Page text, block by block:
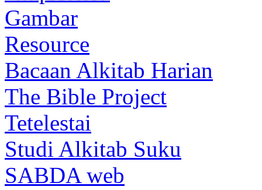
Gambar
Resource
Bacaan Alkitab Harian
The Bible Project
Tetelestai
Studi Alkitab Suku
SABDA web